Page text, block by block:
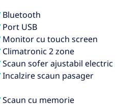
Bluetooth
Port USB
Monitor cu touch screen
Climatronic 2 zone
Scaun sofer ajustabil electric
Incalzire scaun pasager
Scaun cu memorie